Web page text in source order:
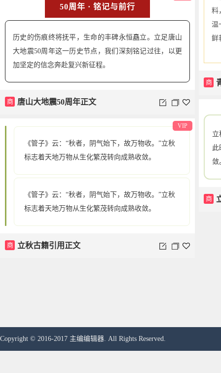
料
温
鲜
商
50周年 · 铭记与前行
历史的伤痕终将抚平，生命的丰碑永恒矗立。立足唐山
大地震50周年这一历史节点，我们深刻铭记过往，以更
加坚定的信念奔赴复兴新征程。
商 唐山大地震50周年正文
立
敛
商
《管子》云：“秋者，阴气始下，故万物收。”立秋
标志着天地万物从生化繁茂转向成熟收敛。
《管子》云：“秋者，阴气始下，故万物收。”立秋
标志着天地万物从生化繁茂转向成熟收敛。
VIP
Copyright © 2016-2017 主编编辑器. All Rights Reserved.